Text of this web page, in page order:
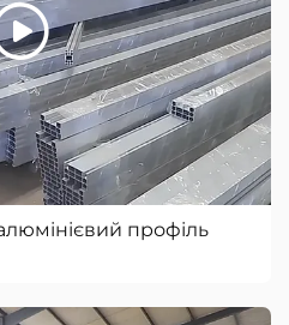
профіль